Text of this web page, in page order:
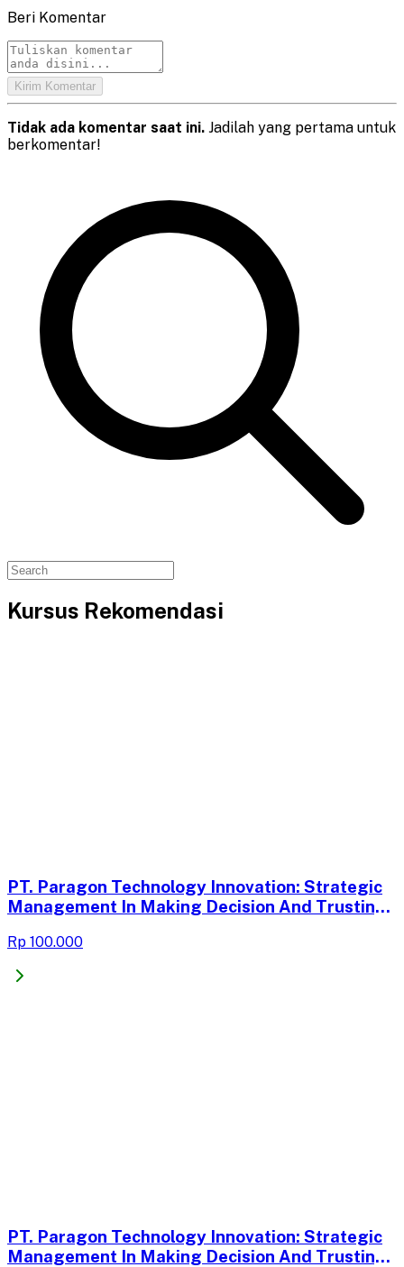
Beri Komentar
Kirim Komentar
Tidak ada komentar saat ini. Jadilah yang pertama untuk
berkomentar!
Kursus Rekomendasi
PT. Paragon Technology Innovation: Strategic
Management In Making Decision And Trusting
+ Teaching Note
Rp 100.000
PT. Paragon Technology Innovation: Strategic
Management In Making Decision And Trusting